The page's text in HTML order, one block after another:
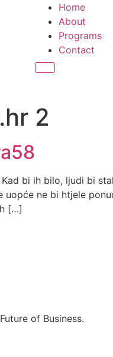
Home
About
Programs
Contact
Hamburger
2
bi ih bilo, ljudi bi
uopće ne bi htjele
[…]
of Business.